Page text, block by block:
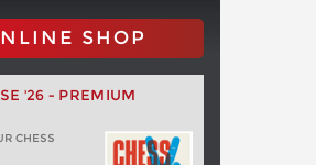
SHOP
'26 - PREMIUM
CHESS